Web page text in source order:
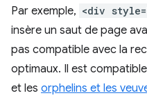
Par exemple, <div
insère un saut de page
pas compatible avec la
optimaux. Il est
et les orphelins et les